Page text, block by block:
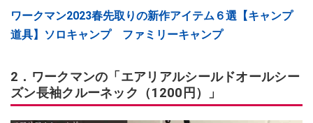
ワークマン2023春先取りの新作アイテム６選【キャンプ
道具】ソロキャンプ ファミリーキャンプ
2．ワークマンの「エアリアルシールドオールシー
ズン長袖クルーネック（1200円）」